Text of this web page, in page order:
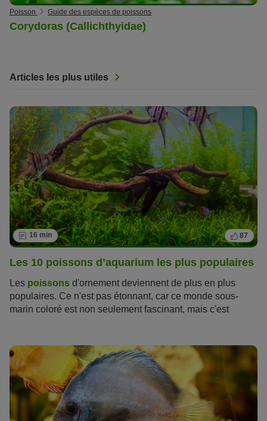
Poisson Guide des espèces de poissons
Corydoras (Callichthyidae)
Articles les plus utiles
16 min 87
Les 10 poissons d’aquarium les plus populaires
Les poissons d'ornement deviennent de plus en plus
populaires. Ce n'est pas étonnant, car ce monde sous-
marin coloré est non seulement fascinant, mais c'est
votre aquarium ? Nous vous présentons les 10 poissons
d'aquarium les plus populaires et leurs caractéristiques.